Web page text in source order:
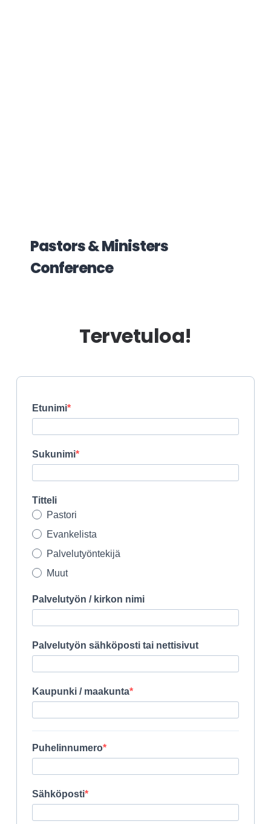
Pastors & Ministers
Conference
Tervetuloa!
Etunimi
Sukunimi
Titteli
Pastori
Evankelista
Palvelutyöntekijä
Muut
Palvelutyön / kirkon nimi
Palvelutyön sähköposti tai nettisivut
Kaupunki / maakunta
Puhelinnumero
Sähköposti